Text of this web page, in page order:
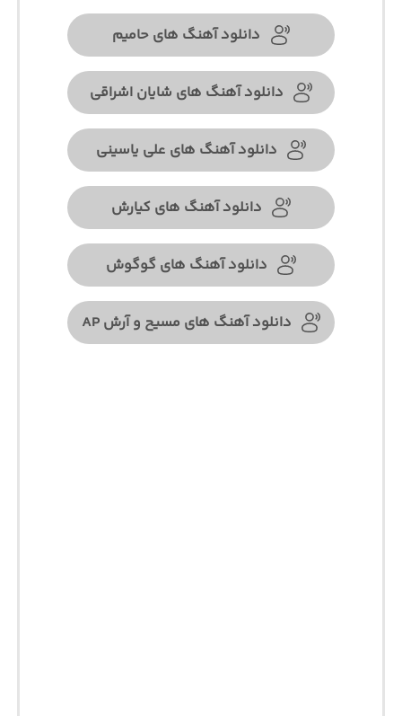
دانلود آهنگ های حامیم
دانلود آهنگ های شایان اشراقی
دانلود آهنگ های علی یاسینی
دانلود آهنگ های کیارش
دانلود آهنگ های گوگوش
دانلود آهنگ های مسیح و آرش AP